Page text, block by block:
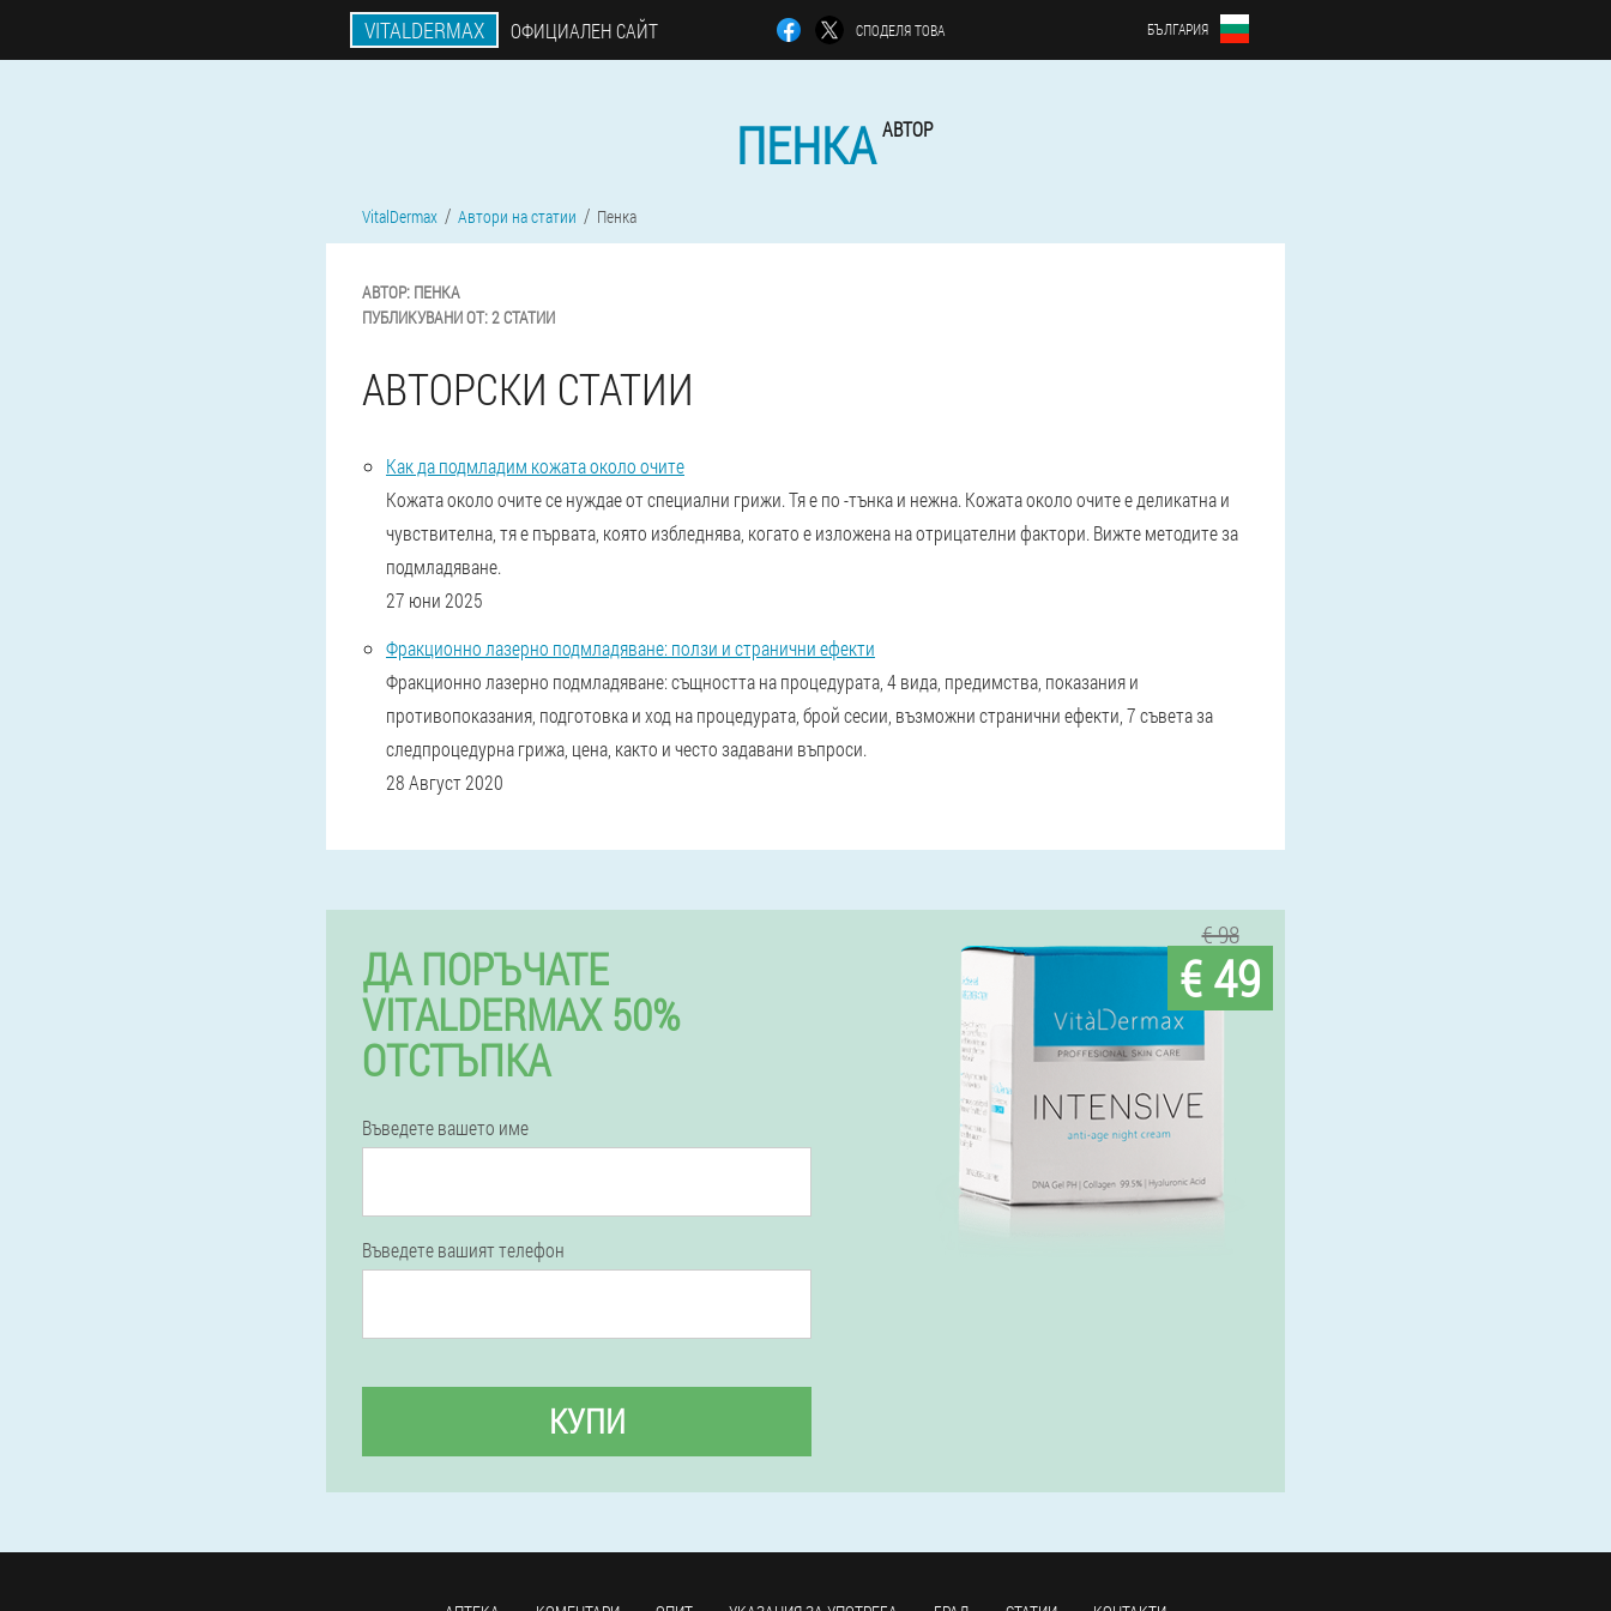
VITALDERMAX ОФИЦИАЛЕН САЙТ СПОДЕЛЯ ТОВА БЪЛГАРИЯ
ПЕНКА АВТОР
VitalDermax Автори на статии Пенка
АВТОР: ПЕНКА
ПУБЛИКУВАНИ ОТ:2 СТАТИИ
АВТОРСКИ СТАТИИ
Как да подмладим кожата около очите
Кожата около очите се нуждае от специални грижи. Тя е по -тънка и нежна. Кожата около очите е деликатна и
чувствителна, тя е първата, която избледнява, когато е изложена на отрицателни фактори. Вижте методите за
подмладяване.
27 юни 2025
Фракционно лазерно подмладяване: ползи и странични ефекти
Фракционно лазерно подмладяване: същността на процедурата, 4 вида, предимства, показания и
противопоказания, подготовка и ход на процедурата, брой сесии, възможни странични ефекти, 7 съвета за
следпроцедурна грижа, цена, както и често задавани въпроси.
28 Август 2020
ДА ПОРЪЧАТЕ
VITALDERMAX 50%
ОТСТЪПКА
Въведете вашето име
Въведете вашият телефон
КУПИ
€ 98
€ 49